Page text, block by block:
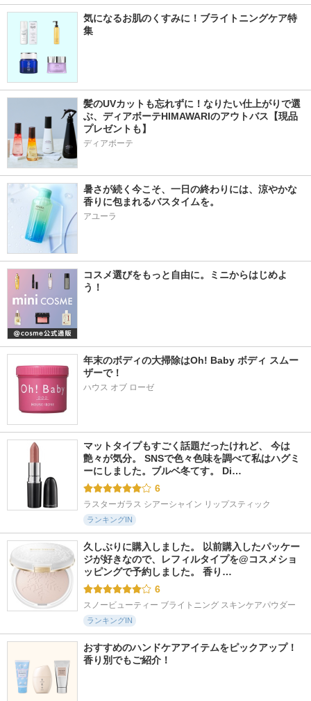
気になるお肌のくすみに！ブライトニングケア特
集
髪のUVカットも忘れずに！なりたい仕上がりで選
ぶ、ディアボーテHIMAWARIのアウトバス【現品
プレゼントも】
ディアボーテ
暑さが続く今こそ、一日の終わりには、涼やかな
香りに包まれるバスタイムを。
アユーラ
コスメ選びをもっと自由に。ミニからはじめよ
う！
年末のボディの大掃除はOh! Baby ボディ スムー
ザーで！
ハウス オブ ローゼ
マットタイプもすごく話題だったけれど、 今は
艶々が気分。 SNSで色々色味を調べて私はハグミ
ーにしました。ブルベ冬てす。 Di…
6
ラスターガラス シアーシャイン リップスティック
ランキングIN
久しぶりに購入しました。 以前購入したパッケー
ジが好きなので、レフィルタイプを@コスメショ
ッピングで予約しました。 香り…
6
スノービューティー ブライトニング スキンケアパウダー
ランキングIN
おすすめのハンドケアアイテムをピックアップ！
香り別でもご紹介！